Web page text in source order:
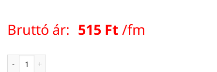
Bruttó ár: 515 Ft /fm
2,5×10 cm deszka – 3 m / 4 m / 5 m / 6 m hossz (építő